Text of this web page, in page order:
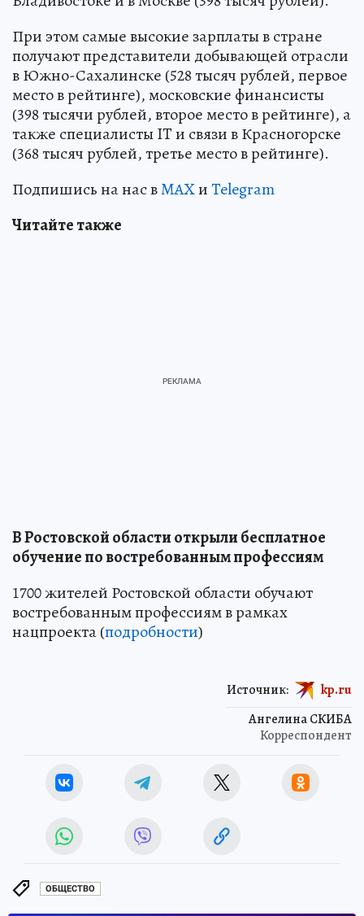
При этом самые высокие зарплаты в стране
получают представители добывающей отрасли
в Южно-Сахалинске (528 тысяч рублей, первое
место в рейтинге), московские финансисты
(398 тысячи рублей, второе место в рейтинге), а
также специалисты IT и связи в Красногорске
(368 тысяч рублей, третье место в рейтинге).
Подпишись на нас вMAXиTelegram
Читайте также
В Ростовской области открыли бесплатное
обучение по востребованным профессиям
1700 жителей Ростовской области обучают
востребованным профессиям в рамках
нацпроекта (подробности)
Ангелина СКИБА
Корреспондент
Источник: kp.ru
ОБЩЕСТВО